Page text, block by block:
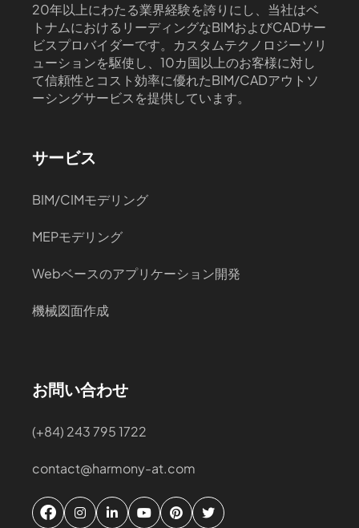
20年以上にわたる業界経験を誇りにし、当社はベ
トナムにおけるリーディングなBIMおよびCADサー
ビスプロバイダーです。カスタムテクノロジーソリ
ューションを駆使し、10カ国以上のお客様に対し
て信頼性とコスト効率に優れたBIM/CADアウトソ
ーシングサービスを提供しています。
サービス
BIM/CIMモデリング
MEPモデリング
Webベースのアプリケーション開発
機械図面作成
お問い合わせ
(+84) 243 795 1722
contact@harmony-at.com